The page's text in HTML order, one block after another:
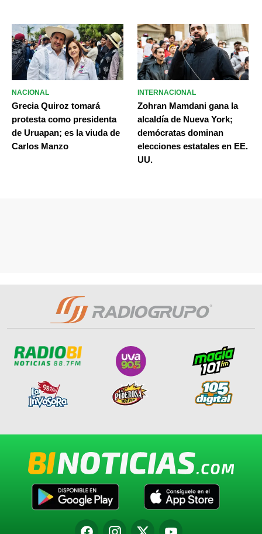
NACIONAL
Grecia Quiroz tomará
protesta como presidenta
de Uruapan; es la viuda de
Carlos Manzo
INTERNACIONAL
Zohran Mamdani gana la
alcaldía de Nueva York;
demócratas dominan
elecciones estatales en EE.
UU.